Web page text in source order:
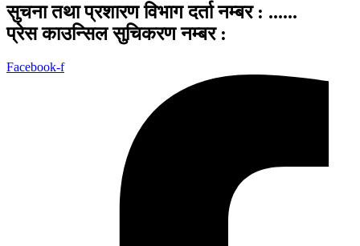
सुचना तथा प्रशारण विभाग दर्ता नम्बर : ......
प्रेस काउन्सिल सुचिकरण नम्बर :
Facebook-f